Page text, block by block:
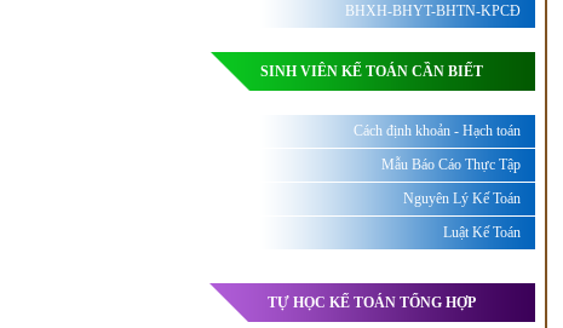
BHXH-BHYT-BHTN-KPCĐ
SINH VIÊN KẾ TOÁN CẦN BIẾT
Cách định khoản - Hạch toán
Mẫu Báo Cáo Thực Tập
Nguyên Lý Kế Toán
Luật Kế Toán
TỰ HỌC KẾ TOÁN TỔNG HỢP